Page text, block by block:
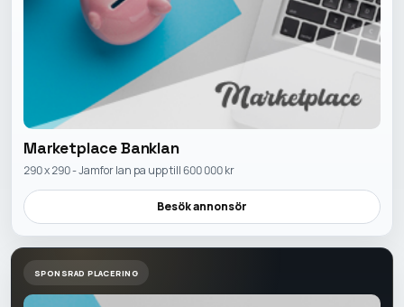
Marketplace Banklan
290 x 290 - Jamfor lan pa upp till 600 000 kr
Besök annonsör
SPONSRAD PLACERING